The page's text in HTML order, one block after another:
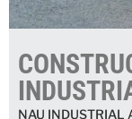
NAU INDUSTRIAL